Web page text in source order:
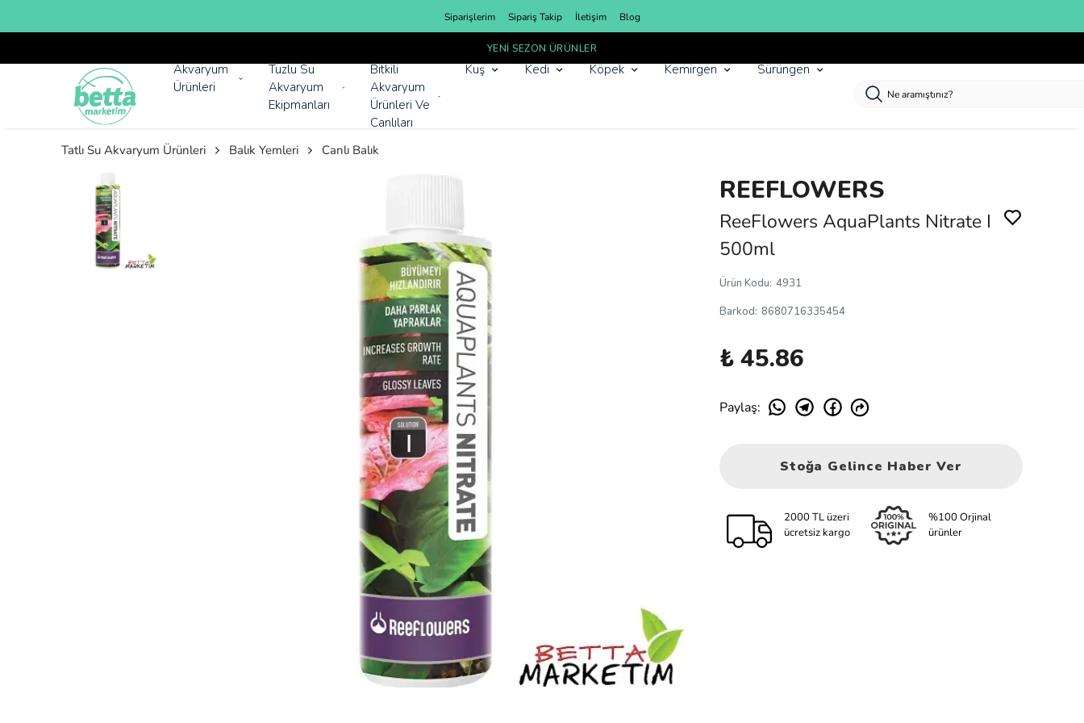
Siparişlerim Sipariş Takip İletişim Blog
YENI SEZON ÜRÜNLER
Akvaryum
Ürünleri
Tuzlu Su
Akvaryum
Ekipmanları
Bitkili
Akvaryum
Ürünleri Ve
Canlıları
Kuş Kedi Köpek Kemirgen Sürüngen
Tatlı Su Akvaryum Ürünleri Balık Yemleri Canlı Balık
REEFLOWERS
ReeFlowers AquaPlants Nitrate I
500ml
Ürün Kodu: 4931
Barkod: 8680716335454
₺ 45.86
Paylaş:
Stoğa Gelince Haber Ver
2000 TL üzeri
ücretsiz kargo
%100 Orjinal
ürünler